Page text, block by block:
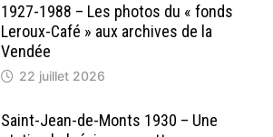
1927-1988 – Les photos du « fonds
Leroux-Café » aux archives de la
Vendée
22 juillet 2026
Saint-Jean-de-Monts 1930 – Une